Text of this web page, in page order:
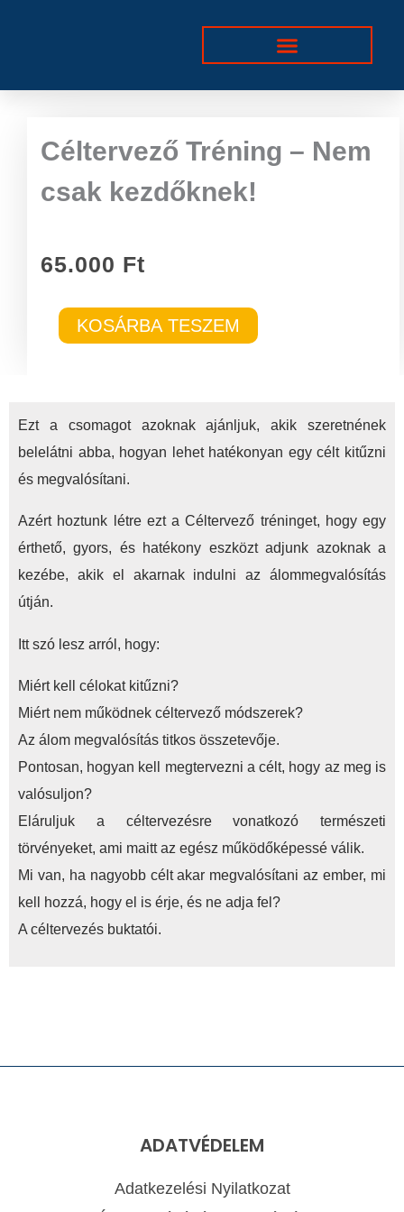
Céltervező Tréning – Nem
csak kezdőknek!
65.000 Ft
Céltervező
Tréning
csak
kezdőknek!
mennyiség
KOSÁRBA TESZEM
Ezt a csomagot azoknak ajánljuk, akik szeretnének
belelátni abba, hogyan lehet hatékonyan egy célt kitűzni
és megvalósítani.
Azért hoztunk létre ezt a Céltervező tréninget, hogy egy
érthető, gyors, és hatékony eszközt adjunk azoknak a
kezébe, akik el akarnak indulni az álommegvalósítás
útján.
Itt szó lesz arról, hogy:
Miért kell célokat kitűzni?
Miért nem működnek céltervező módszerek?
Az álom megvalósítás titkos összetevője.
Pontosan, hogyan kell megtervezni a célt, hogy az meg is
valósuljon?
Eláruljuk a céltervezésre vonatkozó természeti
törvényeket, ami maitt az egész működőképessé válik.
Mi van, ha nagyobb célt akar megvalósítani az ember, mi
kell hozzá, hogy el is érje, és ne adja fel?
A céltervezés buktatói.
ADATVÉDELEM
Adatkezelési Nyilatkozat